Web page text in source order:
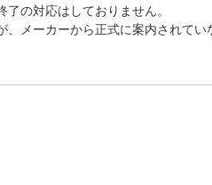
の対応はしておりません。
メーカーから正式に案内されてい